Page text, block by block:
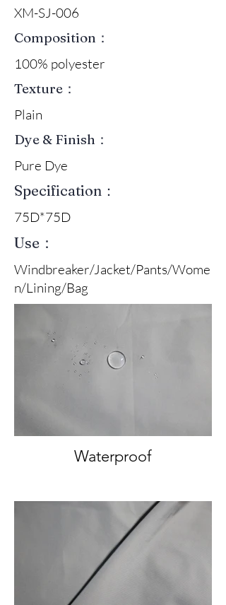
XM-SJ-006
Composition：
100% polyester
Texture：
Plain
Dye & Finish：
Pure Dye
Specification：
75D*75D
Use：
Windbreaker/Jacket/Pants/Wome
n/Lining/Bag
Waterproof